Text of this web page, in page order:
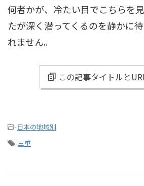
何者かが、冷たい目でこちらを
たが深く潜ってくるのを静かに
れません。
この記事タイトルと
-日本の地域別
-三重